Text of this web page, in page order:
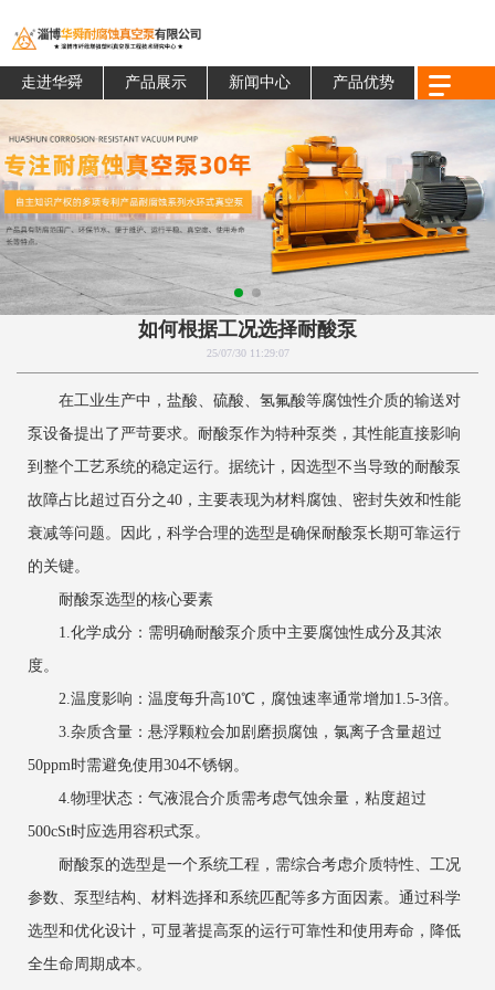
走进华舜 产品展示 新闻中心 产品优势
如何根据工况选择耐酸泵
25/07/30 11:29:07
在工业生产中，盐酸、硫酸、氢氟酸等腐蚀性介质的输送对
泵设备提出了严苛要求。耐酸泵作为特种泵类，其性能直接影响
到整个工艺系统的稳定运行。据统计，因选型不当导致的耐酸泵
故障占比超过百分之40，主要表现为材料腐蚀、密封失效和性能
衰减等问题。因此，科学合理的选型是确保耐酸泵长期可靠运行
的关键。
耐酸泵选型的核心要素
1.化学成分：需明确耐酸泵介质中主要腐蚀性成分及其浓
度。
2.温度影响：温度每升高10℃，腐蚀速率通常增加1.5-3倍。
3.杂质含量：悬浮颗粒会加剧磨损腐蚀，氯离子含量超过
50ppm时需避免使用304不锈钢。
4.物理状态：气液混合介质需考虑气蚀余量，粘度超过
500cSt时应选用容积式泵。
耐酸泵的选型是一个系统工程，需综合考虑介质特性、工况
参数、泵型结构、材料选择和系统匹配等多方面因素。通过科学
选型和优化设计，可显著提高泵的运行可靠性和使用寿命，降低
全生命周期成本。